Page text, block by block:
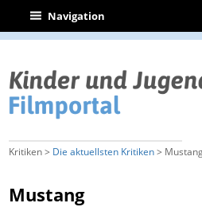
| Navigation
Kritiken > Die aktuellsten Kritiken>
Mustang